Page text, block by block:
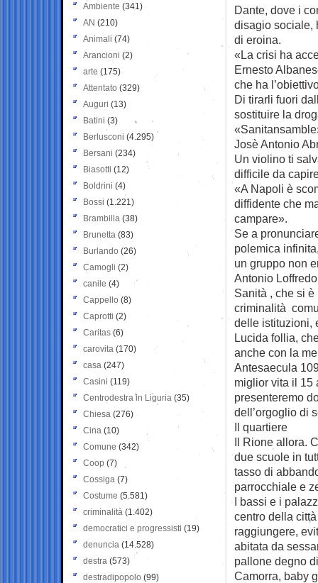
Dante, dove i
disagio sociale,
di eroina.
«La crisi ha
Ernesto
che ha
Di tirarli fuori
sostituire la
Josè Antonio
Un violino ti
difficile da
«A Napoli è
diffidente che
campare».
Se a
polemica
un gruppo non
Antonio
Sanità , che si
criminalità
delle istituzioni,
Lucida follia,
anche con la
Antesaecula
miglior vita il 15
presenteremo
dell’orgoglio di
Il quartiere
Il Rione allora.
due scuole in
tasso di
parrocchiale e
I bassi e i
centro della
raggiungere,
abitata da
pallone degno
Camorra, baby
Ambiente (341)
AN (210)
Animali (74)
Arancioni (2)
arte (175)
Attentato (329)
Auguri (13)
Batini (3)
Berlusconi (4.295)
Bersani (234)
Biasotti (12)
Boldrini (4)
Bossi (1.221)
Brambilla (38)
Brunetta (83)
Burlando (26)
Camogli (2)
canile (4)
Cappello (8)
Caprotti (2)
Caritas (6)
carovita (170)
casa (247)
Casini (119)
Centrodestra in Liguria (35)
Chiesa (276)
Cina (10)
Comune (342)
Coop (7)
Cossiga (7)
Costume (5.581)
criminalità (1.402)
democratici e progressisti (19)
denuncia (14.528)
destra (573)
destradipopolo (99)